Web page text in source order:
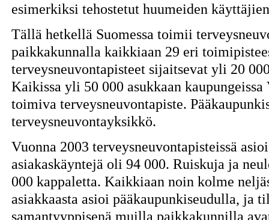
esimerkiksi tehostetut huumeiden
Tällä hetkellä Suomessa toimii
paikkakunnalla kaikkiaan 29 eri
terveysneuvontapisteet sijaitsevat yli 20
Kaikissa yli 50 000 asukkaan
toimiva terveysneuvontapiste.
terveysneuvontayksikkö.
Vuonna 2003 terveysneuvontapisteissä
asiakaskäyntejä oli 94 000. Ruiskuja ja
000 kappaletta. Kaikkiaan noin kolme
asiakkaasta asioi pääkaupunkiseudulla, ja
samantyyppisenä muilla paikkakunnilla